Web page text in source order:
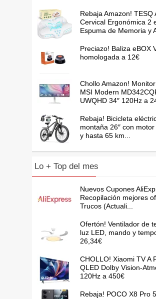
Rebaja Amazon! TESQ
Cervical Ergonómica 2
Espuma de Memoria y
Preciazo! Baliza eBOX
homologada a 12€
Chollo Amazon!
MSI Modern
UWQHD 34″ 120Hz a
Rebaja! Bicicleta
montaña 26″ con
y hasta 65 km...
Lo + Top del mes
Nuevos Cupones
Recopilación mejores
Trucos (Actuali...
Ofertón! Ventilador de
luz LED, mando y
26,34€
CHOLLO! Xiaomi TV A
QLED Dolby Vision-
120Hz a 450€
Rebaja! POCO X8 Pro